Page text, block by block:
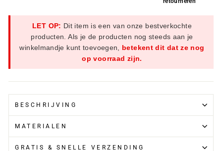
LET OP: Dit item is een van onze bestverkochte
producten. Als je de producten nog steeds aan je
winkelmandje kunt toevoegen, betekent dit dat ze nog
op voorraad zijn.
BESCHRIJVING
MATERIALEN
GRATIS & SNELLE VERZENDING